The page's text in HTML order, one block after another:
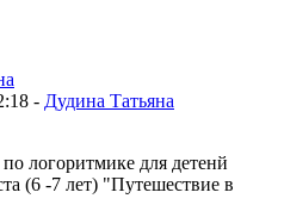
- Дудина Татьяна
логоритмике для детенй
(6 -7 лет) "Путешествие в